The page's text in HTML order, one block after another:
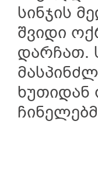
სინჯის
შვიდი
დარჩათ.
ხუთიდან